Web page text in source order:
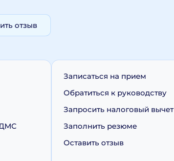
отзыв
Записаться на прием
Обратиться к руководству
Запросить налоговый вычет
Заполнить резюме
Оставить отзыв